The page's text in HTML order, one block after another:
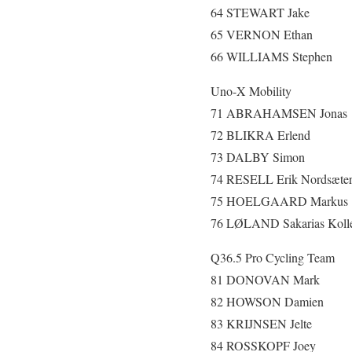
64 STEWART Jake
65 VERNON Ethan
66 WILLIAMS Stephen
Uno-X Mobility
71 ABRAHAMSEN Jonas
72 BLIKRA Erlend
73 DALBY Simon
74 RESELL Erik Nordsæter
75 HOELGAARD Markus
76 LØLAND Sakarias
Q36.5 Pro Cycling Team
81 DONOVAN Mark
82 HOWSON Damien
83 KRIJNSEN Jelte
84 ROSSKOPF Joey